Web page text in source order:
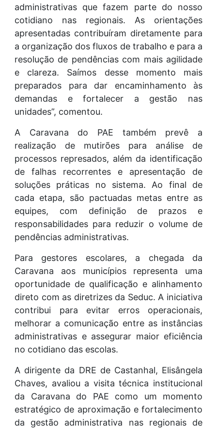
administrativas que fazem parte do nosso
cotidiano nas regionais. As orientações
apresentadas contribuíram diretamente para
a organização dos fluxos de trabalho e para a
resolução de pendências com mais agilidade
e clareza. Saímos desse momento mais
preparados para dar encaminhamento às
demandas e fortalecer a gestão nas
unidades”, comentou.
A Caravana do PAE também prevê a
realização de mutirões para análise de
processos represados, além da identificação
de falhas recorrentes e apresentação de
soluções práticas no sistema. Ao final de
cada etapa, são pactuadas metas entre as
equipes, com definição de prazos e
responsabilidades para reduzir o volume de
pendências administrativas.
Para gestores escolares, a chegada da
Caravana aos municípios representa uma
oportunidade de qualificação e alinhamento
direto com as diretrizes da Seduc. A iniciativa
contribui para evitar erros operacionais,
melhorar a comunicação entre as instâncias
administrativas e assegurar maior eficiência
no cotidiano das escolas.
A dirigente da DRE de Castanhal, Elisângela
Chaves, avaliou a visita técnica institucional
da Caravana do PAE como um momento
estratégico de aproximação e fortalecimento
da gestão administrativa nas regionais de